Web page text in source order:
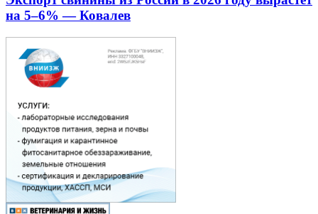
на 5–6% — Ковалев